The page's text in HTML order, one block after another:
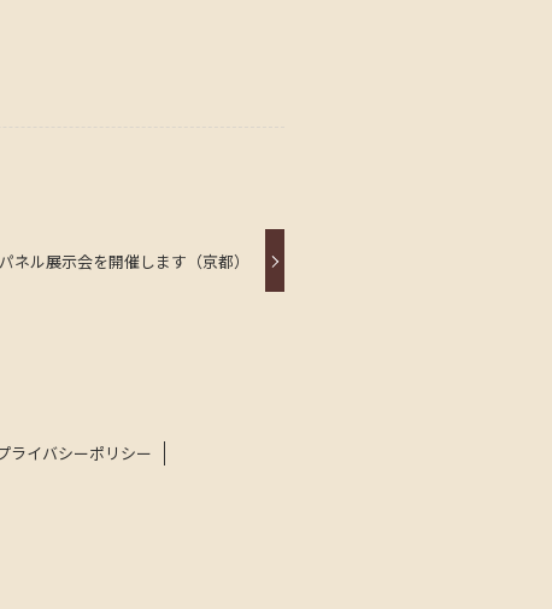
ネル展示会を開催します（京都）
ライバシーポリシー